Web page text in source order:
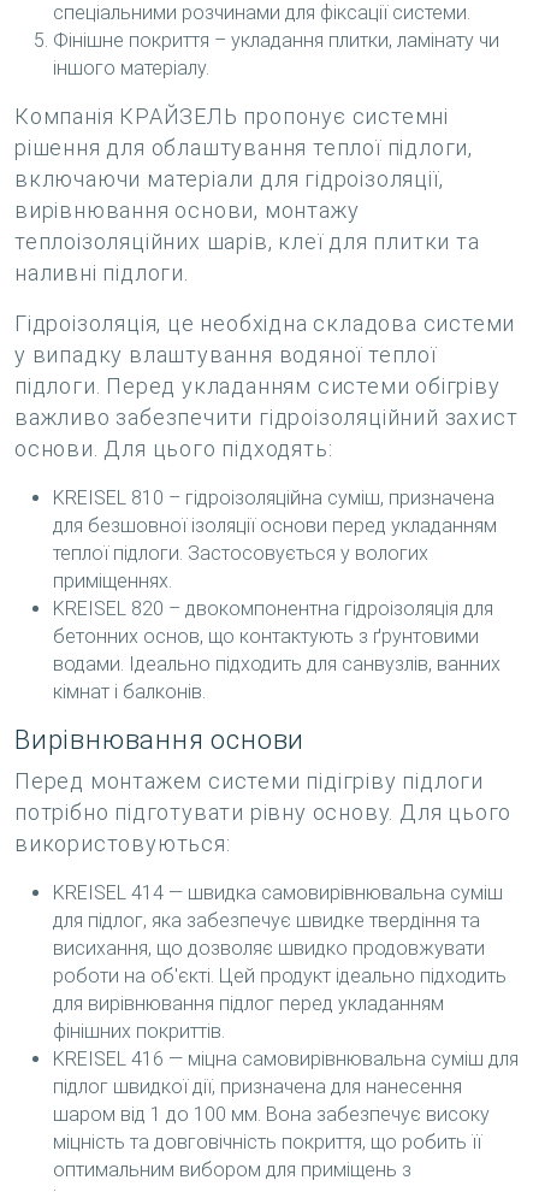
спеціальними розчинами для фіксації системи.
Фінішне покриття – укладання плитки, ламінату чи
іншого матеріалу.
Компанія КРАЙЗЕЛЬ пропонує системні
рішення для облаштування теплої підлоги,
включаючи матеріали для гідроізоляції,
вирівнювання основи, монтажу
теплоізоляційних шарів, клеї для плитки та
наливні підлоги.
Гідроізоляція, це необхідна складова системи
у випадку влаштування водяної теплої
підлоги. Перед укладанням системи обігріву
важливо забезпечити гідроізоляційний захист
основи. Для цього підходять:
KREISEL 810 – гідроізоляційна суміш, призначена
для безшовної ізоляції основи перед укладанням
теплої підлоги. Застосовується у вологих
приміщеннях.
KREISEL 820 – двокомпонентна гідроізоляція для
бетонних основ, що контактують з ґрунтовими
водами. Ідеально підходить для санвузлів, ванних
кімнат і балконів.
Вирівнювання основи
Перед монтажем системи підігріву підлоги
потрібно підготувати рівну основу. Для цього
використовуються:
KREISEL 414 — швидка самовирівнювальна суміш
для підлог, яка забезпечує швидке твердіння та
висихання, що дозволяє швидко продовжувати
роботи на об'єкті. Цей продукт ідеально підходить
для вирівнювання підлог перед укладанням
фінішних покриттів.
KREISEL 416 — міцна самовирівнювальна суміш для
підлог швидкої дії, призначена для нанесення
шаром від 1 до 100 мм. Вона забезпечує високу
міцність та довговічність покриття, що робить її
оптимальним вибором для приміщень з